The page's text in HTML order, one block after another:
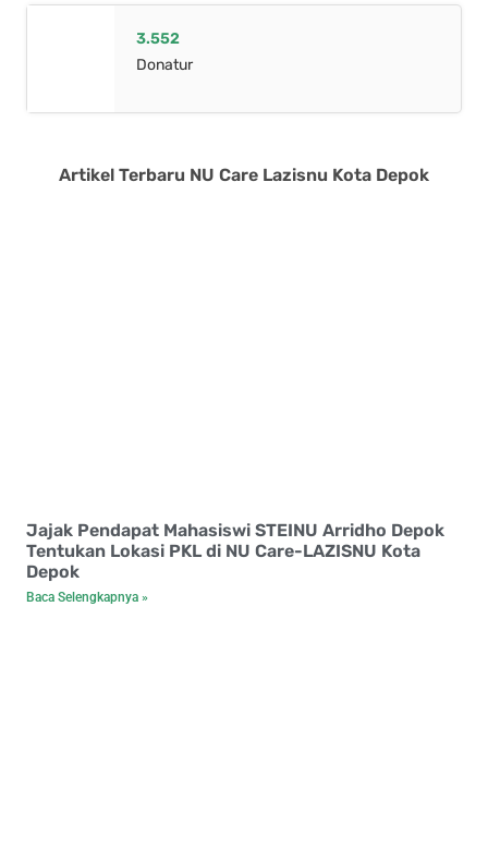
3.552
Donatur
Artikel Terbaru NU Care Lazisnu Kota Depok
Jajak Pendapat Mahasiswi STEINU Arridho Depok
Tentukan Lokasi PKL di NU Care-LAZISNU Kota
Depok
Baca Selengkapnya »